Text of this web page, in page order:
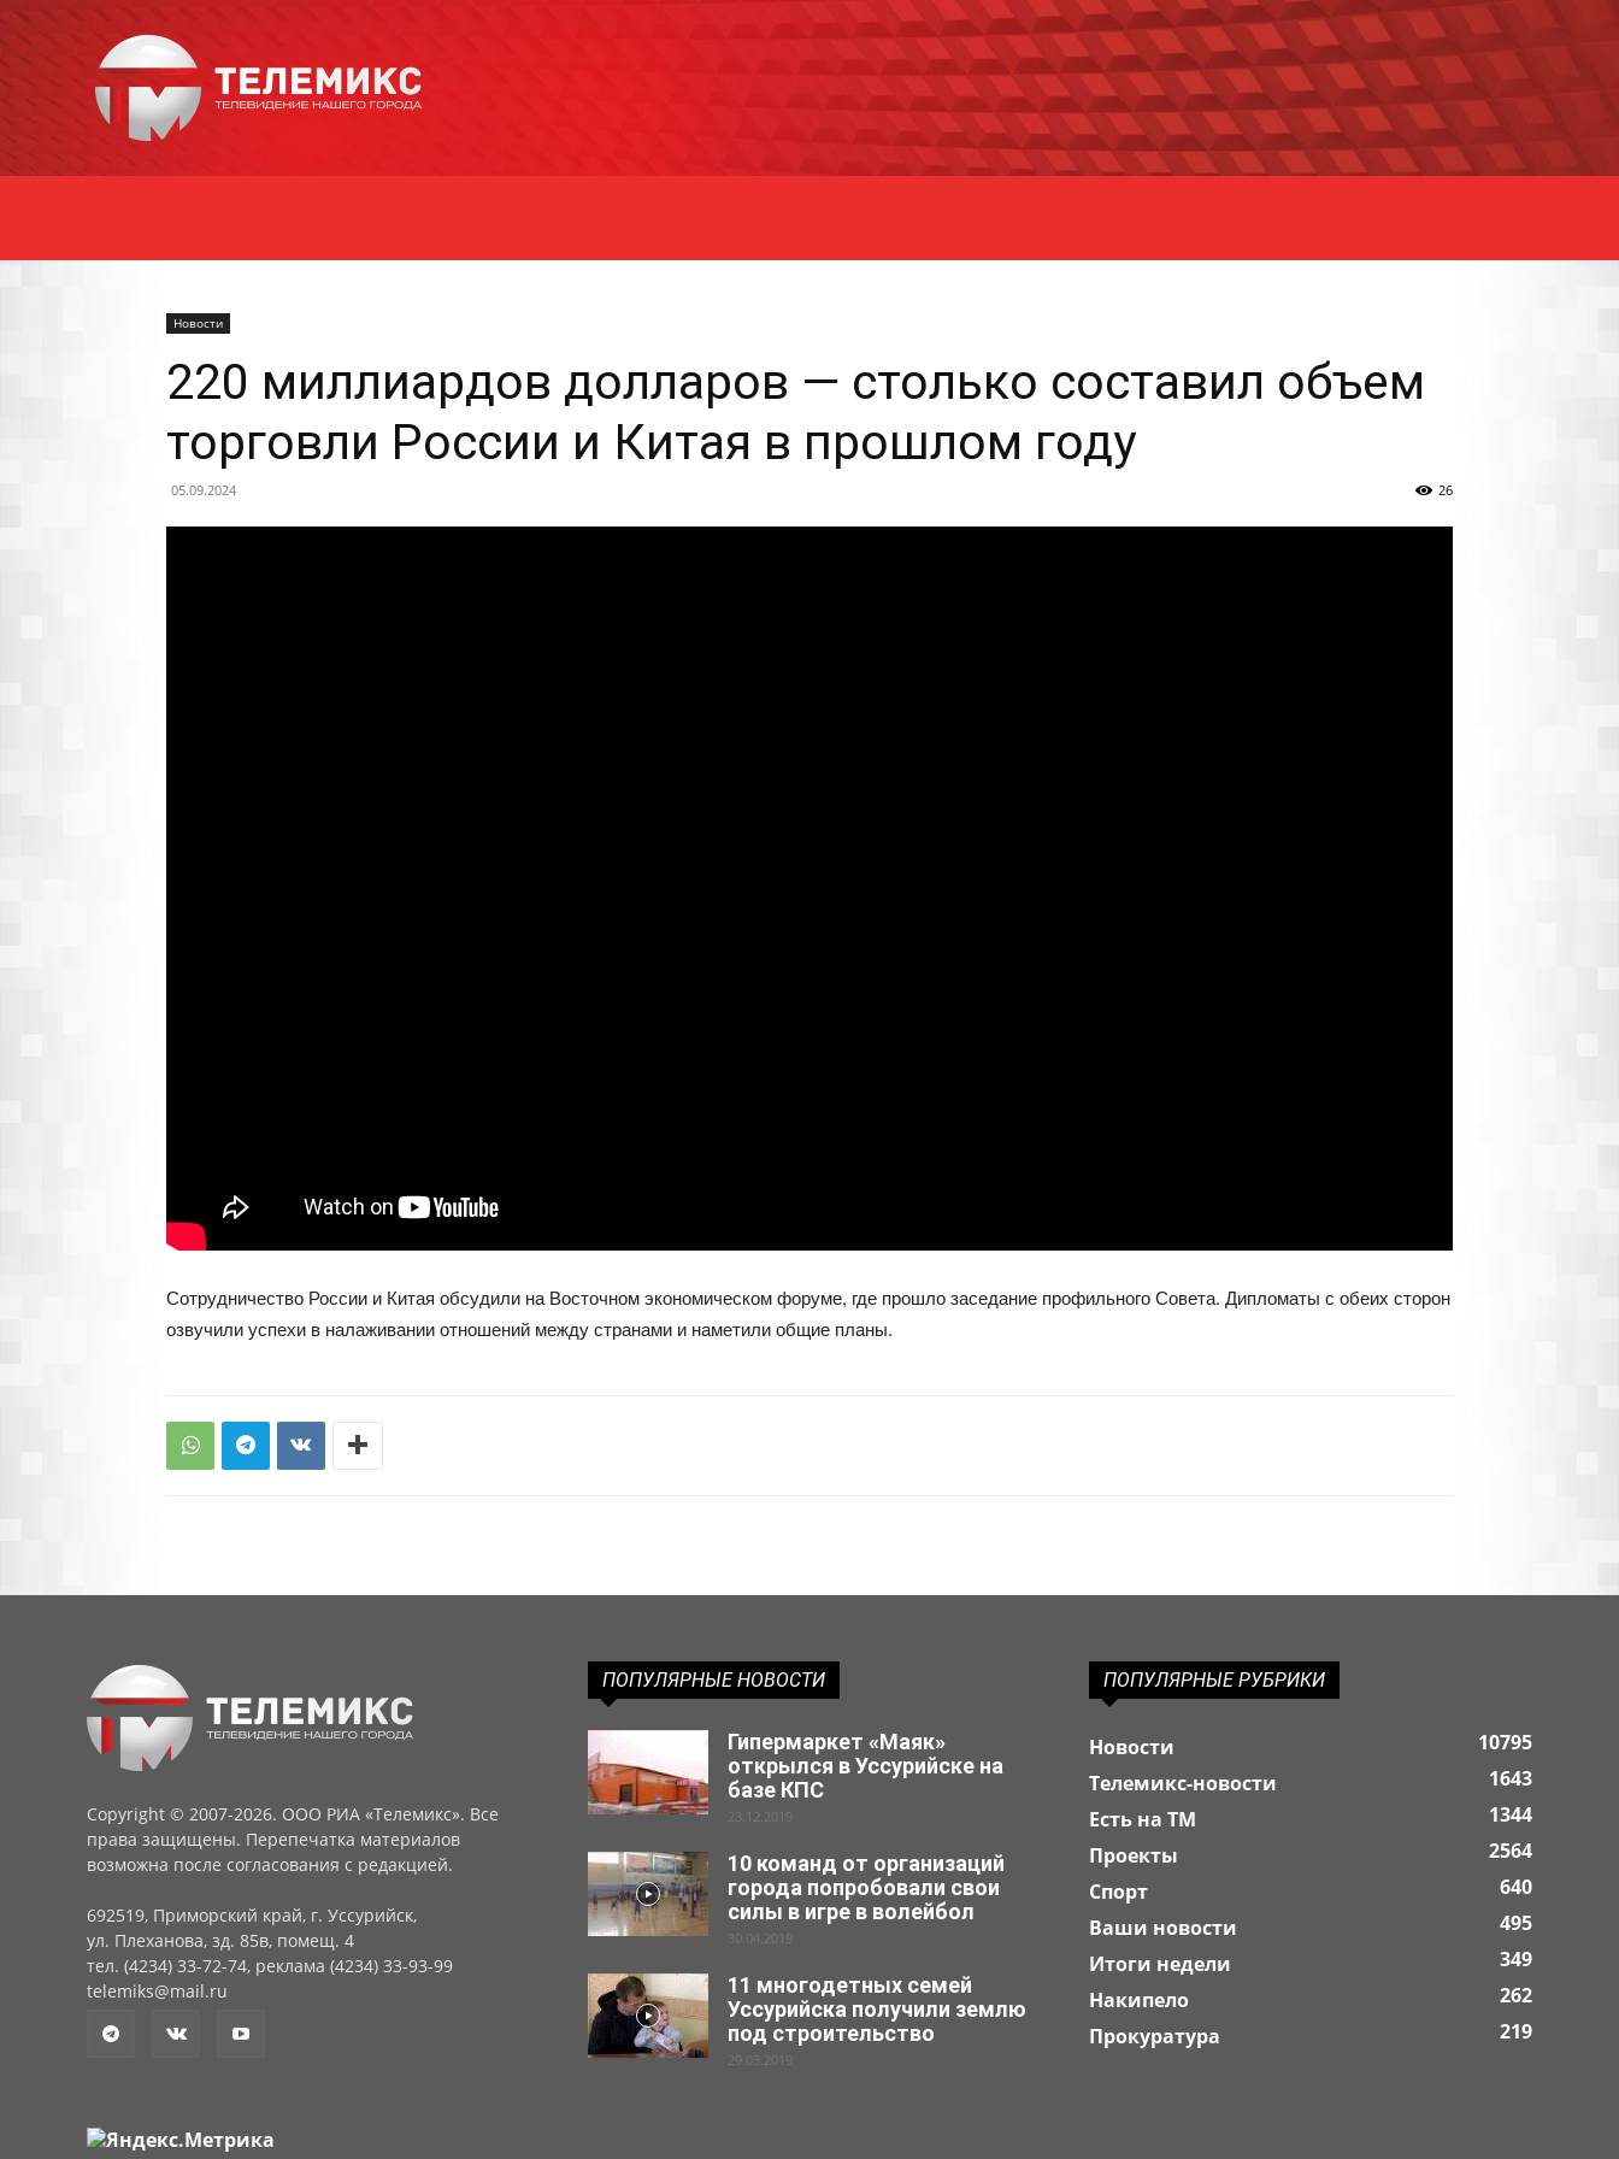
Уссурийска
Новости
220 миллиардов долларов — столько составил объем
торговли России и Китая в прошлом году
05.09.2024 26
Сотрудничество России и Китая обсудили на Восточном экономическом форуме, где прошло заседание профильного Совета. Дипломаты с обеих сторон
озвучили успехи в налаживании отношений между странами и наметили общие планы.
Copyright © 2007-2026. ООО РИА «Телемикс». Все
права защищены. Перепечатка материалов
возможна после согласования с редакцией.
692519, Приморский край, г. Уссурийск,
ул. Плеханова, зд. 85в, помещ. 4
тел. (4234) 33-72-74, реклама (4234) 33-93-99
telemiks@mail.ru
ПОПУЛЯРНЫЕ НОВОСТИ
Гипермаркет «Маяк»
открылся в Уссурийске на
базе КПС
23.12.2019
10 команд от организаций
города попробовали свои
силы в игре в волейбол
30.04.2019
11 многодетных семей
Уссурийска получили землю
под строительство
29.03.2019
ПОПУЛЯРНЫЕ РУБРИКИ
Новости
10795
Телемикс-новости
1643
Есть на ТМ
1344
Проекты
2564
Спорт
640
Ваши новости
495
Итоги недели
349
Накипело
262
Прокуратура
219